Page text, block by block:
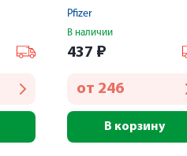
Pfizer
В наличии
437 ₽
от 246
В корзину